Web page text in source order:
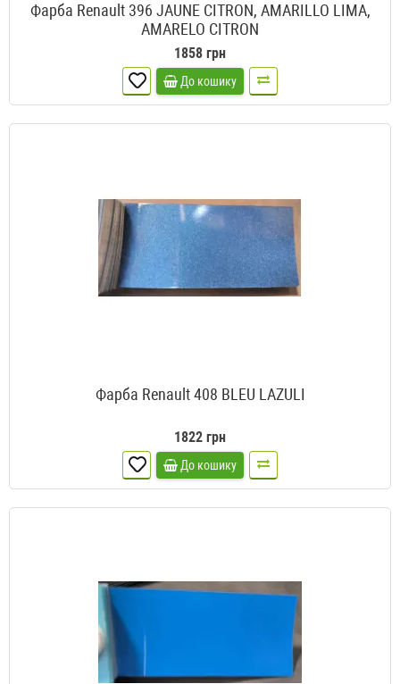
Фарба Renault 396 JAUNE CITRON, AMARILLO LIMA,
AMARELO CITRON
1858 грн
До кошику
Фарба Renault 408 BLEU LAZULI
1822 грн
До кошику